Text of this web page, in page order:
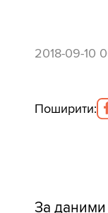
2018-09-10
Поширити:
За даними